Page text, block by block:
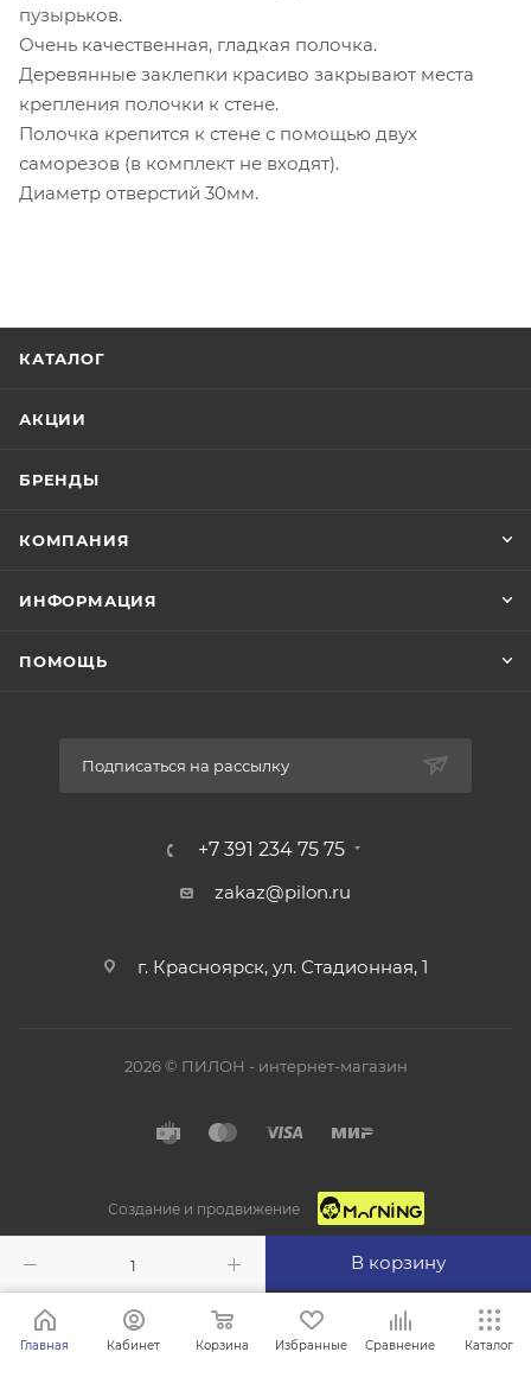
В корзину
пузырьков.
Очень качественная, гладкая полочка.
Деревянные заклепки красиво закрывают места
крепления полочки к стене.
Полочка крепится к стене с помощью двух
саморезов (в комплект не входят).
Диаметр отверстий 30мм.
КАТАЛОГ
АКЦИИ
БРЕНДЫ
КОМПАНИЯ
ИНФОРМАЦИЯ
ПОМОЩЬ
Подписаться на рассылку
+7 391 234 75 75
zakaz@pilon.ru
г. Красноярск, ул. Стадионная, 1
2026 © ПИЛОН - интернет-магазин
Создание и продвижение
Главная Кабинет Корзина Избранные Сравнение Каталог